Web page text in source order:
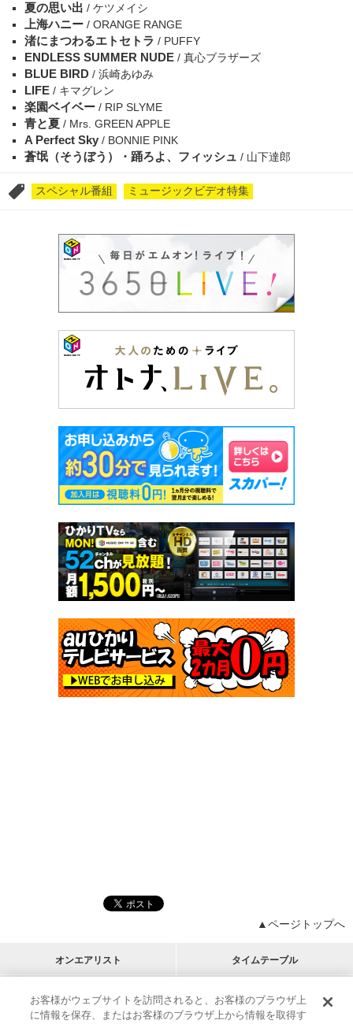
夏の思い出 / ケツメイシ
上海ハニー / ORANGE RANGE
渚にまつわるエトセトラ / PUFFY
ENDLESS SUMMER NUDE / 真心ブラザーズ
BLUE BIRD / 浜崎あゆみ
LIFE / キマグレン
楽園ベイベー / RIP SLYME
青と夏 / Mrs. GREEN APPLE
A Perfect Sky / BONNIE PINK
蒼氓（そうぼう）・踊ろよ、フィッシュ / 山下達郎
スペシャル番組 ミュージックビデオ特集
▲ページトップへ
オンエアリスト タイムテーブル
プログラムリスト チャート
M-ON!
お客様がウェブサイトを訪問されると、お客様のブラウザ上
に情報を保存、またはお客様のブラウザ上から情報を取得す